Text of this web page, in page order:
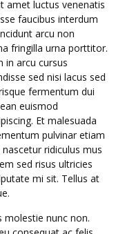
amet luctus venenatis
faucibus interdum
arcu non
fringilla urna porttitor.
in arcu cursus
sed nisi lacus sed
fermentum dui
euismod
Et malesuada
pulvinar etiam
ridiculus mus
sed risus ultricies
mi sit. Tellus at
molestie nunc non.